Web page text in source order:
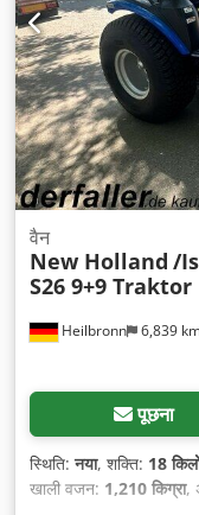
Heilbronn 6,839
वैन
New Holland /
S26 9+9 Traktor
पूछना
स्थिति:नया, शक्ति: 18
खाली वजन: 1,210 किग्रा,